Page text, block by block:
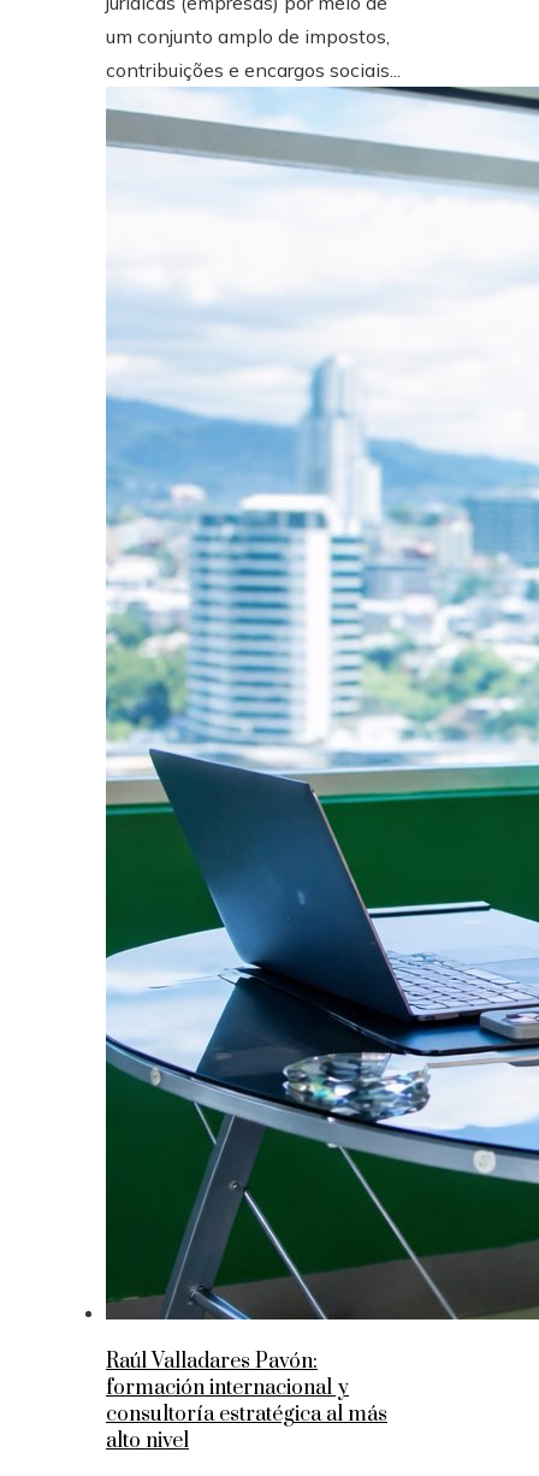
um conjunto amplo de impostos,
contribuições e encargos sociais...
Raúl Valladares Pavón:
formación internacional y
consultoría estratégica al más
alto nivel